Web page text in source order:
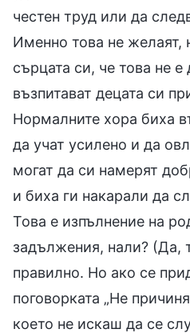
честен труд или да
Именно това не желаят,
сърцата си, че това не
възпитават децата си
Нормалните хора биха
да учат усилено и да
могат да си намерят
и биха ги накарали да
Това е изпълнение на
задължения, нали? (Да,
правилно. Но ако се
поговорката „Не
което не искаш да се